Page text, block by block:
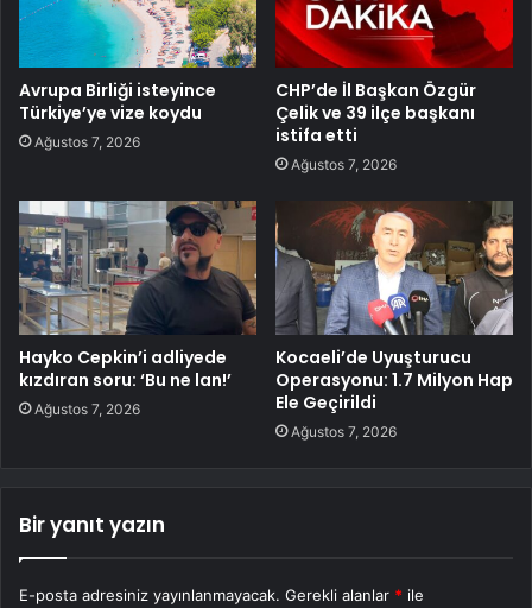
Avrupa Birliği isteyince
Türkiye’ye vize koydu
Ağustos 7, 2026
CHP’de İl Başkan Özgür
Çelik ve 39 ilçe başkanı
istifa etti
Ağustos 7, 2026
Hayko Cepkin’i adliyede
kızdıran soru: ‘Bu ne lan!’
Ağustos 7, 2026
Kocaeli’de Uyuşturucu
Operasyonu: 1.7 Milyon Hap
Ele Geçirildi
Ağustos 7, 2026
Bir yanıt yazın
E-posta adresiniz yayınlanmayacak. Gerekli alanlar * ile